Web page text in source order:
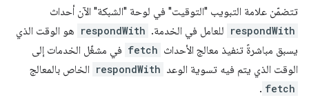
تتضمّن علامة التبويب "التوقيت" في لوحة "الشبكة" الآن أحداث
respondWith للعامل في الخدمة. respondWith هو الوقت الذي
يسبق مباشرةً تنفيذ معالج الأحداث fetch في مشغّل الخدمات إلى
الوقت الذي يتم فيه تسوية الوعد respondWith الخاص بالمعالج
fetch
.